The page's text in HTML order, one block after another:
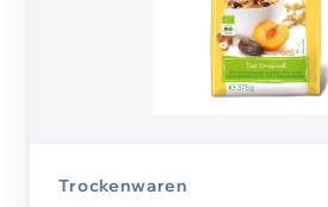
Trockenwaren